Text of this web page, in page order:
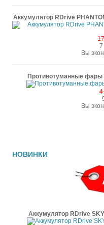
Аккумулятор RDrive
7
Вы
Противотуманные фары
4
Вы
НОВИНКИ
Аккумулятор RDrive